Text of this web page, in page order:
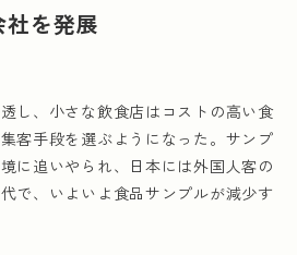
を発展
し、小さな飲食店はコストの高い食
客手段を選ぶようになった。サンプ
に追いやられ、日本には外国人客の
で、いよいよ食品サンプルが減少す